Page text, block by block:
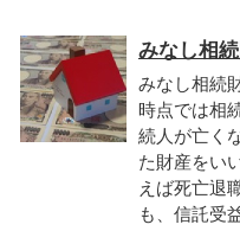
みなし相
みなし相続
時点では相
続人が亡く
た財産をい
えば死亡退
も、信託受